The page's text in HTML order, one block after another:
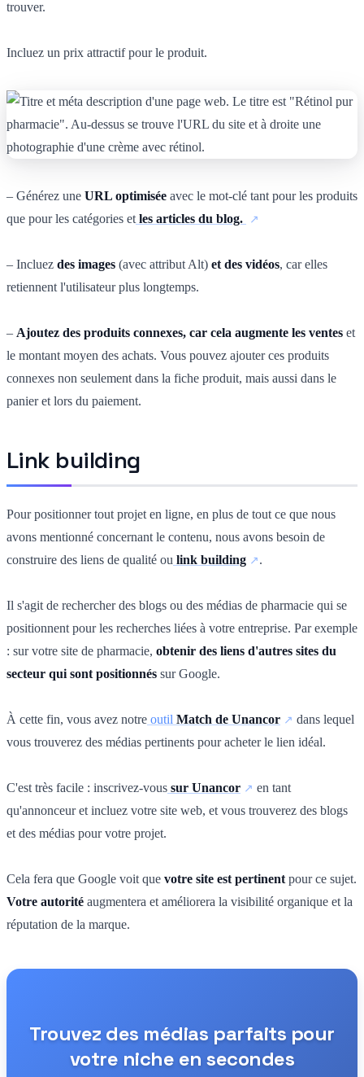
trouver.
Incluez un prix attractif pour le produit.
– Générez une URL optimisée avec le mot-clé tant pour les produits
que pour les catégories et les articles du blog.
– Incluez des images (avec attribut Alt) et des vidéos, car elles
retiennent l'utilisateur plus longtemps.
– Ajoutez des produits connexes, car cela augmente les ventes et
le montant moyen des achats. Vous pouvez ajouter ces produits
connexes non seulement dans la fiche produit, mais aussi dans le
panier et lors du paiement.
Link building
Pour positionner tout projet en ligne, en plus de tout ce que nous
avons mentionné concernant le contenu, nous avons besoin de
construire des liens de qualité ou link building .
Il s'agit de rechercher des blogs ou des médias de pharmacie qui se
positionnent pour les recherches liées à votre entreprise. Par exemple
: sur votre site de pharmacie, obtenir des liens d'autres sites du
secteur qui sont positionnés sur Google.
À cette fin, vous avez notre outil Match de Unancor
dans lequel
vous trouverez des médias pertinents pour acheter le lien idéal.
C'est très facile : inscrivez-vous sur Unancor
en tant
qu'annonceur et incluez votre site web, et vous trouverez des blogs
et des médias pour votre projet.
Cela fera que Google voit que votre site est pertinent pour ce sujet.
Votre autorité augmentera et améliorera la visibilité organique et la
réputation de la marque.
Trouvez des médias parfaits pour
votre niche en secondes